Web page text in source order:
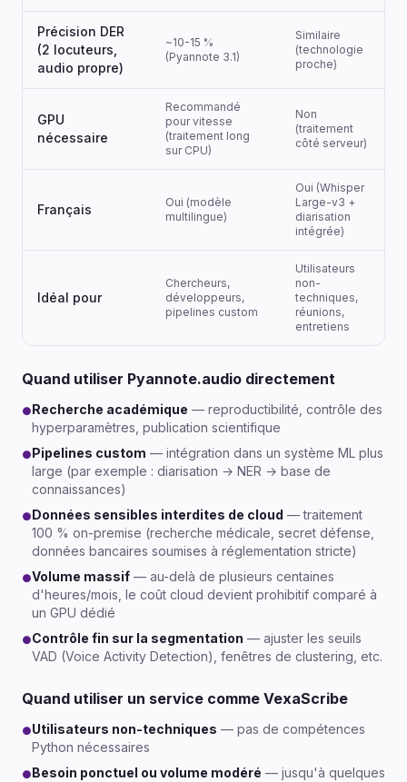
Précision DER
(2 locuteurs,
audio propre)
~10-15 %
(Pyannote 3.1)
Similaire
(technologie
proche)
GPU
nécessaire
Recommandé
pour vitesse
(traitement long
sur CPU)
Non
(traitement
côté serveur)
Français
Oui (modèle
multilingue)
Oui (Whisper
Large-v3 +
diarisation
intégrée)
Idéal pour
Chercheurs,
développeurs,
pipelines custom
Utilisateurs
non-
techniques,
réunions,
entretiens
Quand utiliser Pyannote.audio directement
●Recherche académique — reproductibilité, contrôle des
hyperparamètres, publication scientifique
●Pipelines custom — intégration dans un système ML plus
large (par exemple : diarisation → NER → base de
connaissances)
●Données sensibles interdites de cloud — traitement
100 % on-premise (recherche médicale, secret défense,
données bancaires soumises à réglementation stricte)
●Volume massif — au-delà de plusieurs centaines
d'heures/mois, le coût cloud devient prohibitif comparé à
un GPU dédié
●Contrôle fin sur la segmentation — ajuster les seuils
VAD (Voice Activity Detection), fenêtres de clustering, etc.
Quand utiliser un service comme VexaScribe
●Utilisateurs non-techniques — pas de compétences
Python nécessaires
●Besoin ponctuel ou volume modéré — jusqu'à quelques